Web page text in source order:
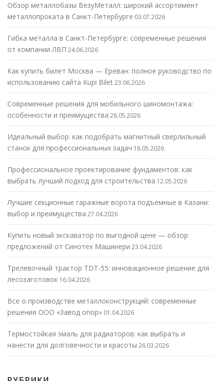
Обзор металлобазы ВезуМеталл: широкий ассортимент
металлопроката в Санкт-Петербурге 03.07.2026
Гибка металла в Санкт-Петербурге: современные решения
от компании ЛВП 24.06.2026
Как купить билет Москва — Ереван: полное руководство по
использованию сайта Kupi Bilet23.06.2026
Современные решения для мобильного шиномонтажа:
особенности и преимущества 28.05.2026
Идеальный выбор: как подобрать магнитный сверлильный
станок для профессиональных задач 18.05.2026
Профессиональное проектирование фундаментов: как
выбрать лучший подход для строительства 12.05.2026
Лучшие секционные гаражные ворота подъемные в Казани:
выбор и преимущества 27.04.2026
Купить новый экскаватор по выгодной цене — обзор
предложений от Синотех Машинери 23.04.2026
Трелевочный трактор TDT-55: инновационное решение для
лесозаготовок 16.04.2026
Все о производстве металлоконструкций: современные
решения ООО «Завод опор» 01.04.2026
Термостойкая эмаль для радиаторов: как выбрать и
нанести для долговечности и красоты 26.03.2026